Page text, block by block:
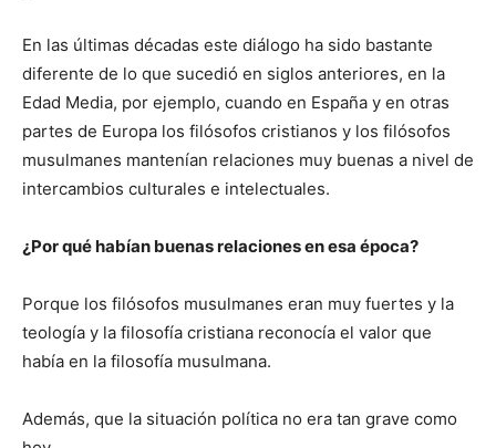
En las últimas décadas este diálogo ha sido bastante
diferente de lo que sucedió en siglos anteriores, en la
Edad Media, por ejemplo, cuando en España y en otras
partes de Europa los filósofos cristianos y los filósofos
musulmanes mantenían relaciones muy buenas a nivel de
intercambios culturales e intelectuales.
¿Por qué habían buenas relaciones en esa época?
Porque los filósofos musulmanes eran muy fuertes y la
teología y la filosofía cristiana reconocía el valor que
había en la filosofía musulmana.
Además, que la situación política no era tan grave como